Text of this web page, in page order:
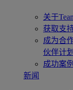
关于
获取支
成为合
伙伴计划
成功案例
新闻